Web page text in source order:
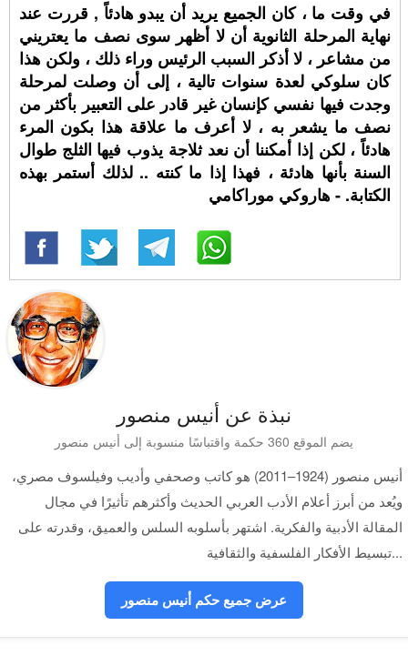
في وقت ما ، كان الجميع يريد أن يبدو هادئاً , قررت عند
نهاية المرحلة الثانوية أن لا أظهر سوى نصف ما يعتريني
من مشاعر ، لا أذكر السبب الرئيس وراء ذلك ، ولكن هذا
كان سلوكي لعدة سنوات تالية ، إلى أن وصلت لمرحلة
وجدت فيها نفسي كإنسان غير قادر على التعبير بأكثر من
نصف ما يشعر به ، لا أعرف ما علاقة هذا بكون المرء
هادئاً ، لكن إذا أمكننا أن نعد ثلاجة يذوب فيها الثلج طوال
السنة بأنها هادئة ، فهذا إذا ما كنته .. لذلك أستمر بهذه
الكتابة. - هاروكي موراكامي
نبذة عن أنيس منصور
يضم الموقع 360 حكمة واقتباسًا منسوبة إلى أنيس منصور
أنيس منصور (1924–2011) هو كاتب وصحفي وأديب وفيلسوف مصري،
ويُعد من أبرز أعلام الأدب العربي الحديث وأكثرهم تأثيرًا في مجال
المقالة الأدبية والفكرية. اشتهر بأسلوبه السلس والعميق، وقدرته على
تبسيط الأفكار الفلسفية والثقافية...
عرض جميع حكم أنيس منصور